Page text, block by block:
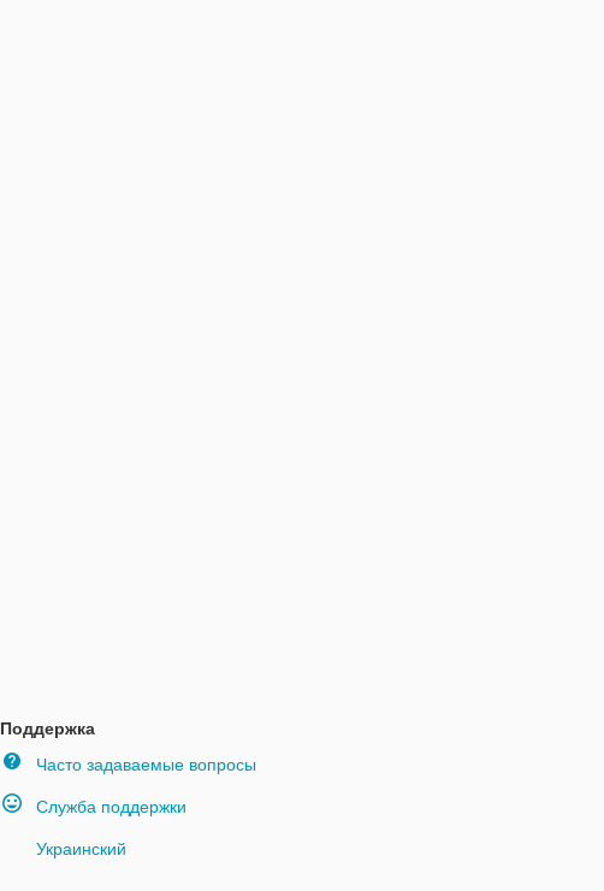
Поддержка
Часто задаваемые вопросы
Служба поддержки
Украинский